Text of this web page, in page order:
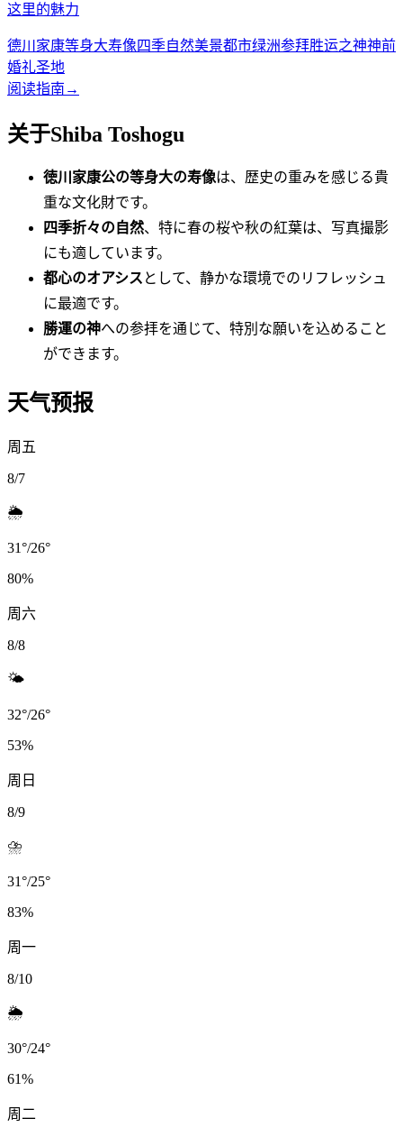
这里的魅力
德川家康等身大寿像四季自然美景都市绿洲参拜胜运之神神前
婚礼圣地
阅读指南 →
关于Shiba Toshogu
徳川家康公の等身大の寿像は、歴史の重みを感じる貴
重な文化財です。
四季折々の自然、特に春の桜や秋の紅葉は、写真撮影
にも適しています。
都心のオアシス として、静かな環境でのリフレッシュ
に最適です。
勝運の神への参拝を通じて、特別な願いを込めること
ができます。
天气预报
周五
8/7
🌦️
31°/26°
80%
周六
8/8
🌤️
32°/26°
53%
周日
8/9
⛈️
31°/25°
83%
周一
8/10
🌦️
30°/24°
61%
周二